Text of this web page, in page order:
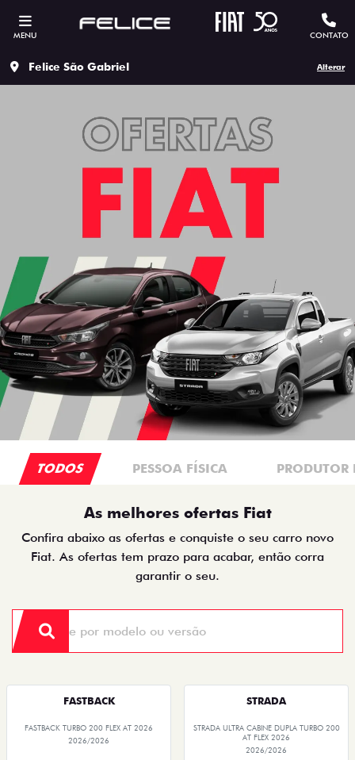
MENU CONTATO
Felice São Gabriel Alterar
TODOS PESSOA FÍSICA PRODUTOR
As melhores ofertas Fiat
Confira abaixo as ofertas e conquiste o seu carro novo
Fiat. As ofertas tem prazo para acabar, então corra
garantir o seu.
FASTBACK
FASTBACK TURBO 200 FLEX AT 2026
2026/2026
STRADA
STRADA ULTRA CABINE DUPLA TURBO 200
AT FLEX 2026
2026/2026